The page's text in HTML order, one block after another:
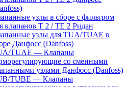
узлы в сборе с фильтром
клапанов T 2 / TE 2 Ридан
узлы для TUA/TUAE в
Данфосс (Danfoss)
TUAE — Клапаны
со сменными
узлами Данфосс (Danfoss)
TUBE — Клапаны